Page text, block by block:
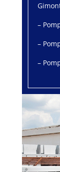
–
–
–